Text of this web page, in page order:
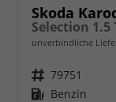
Skoda
Selection 1.5
unverbindliche
Fahrzeugnr. 79751
Kraftstoff Benzin